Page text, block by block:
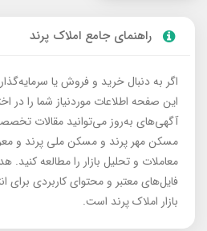
راهنمای جامع املاک پرند
اگر به دنبال خرید و فروش یا
این صفحه اطلاعات موردنیاز شما را در
آگهی‌های به‌روز می‌توانید مقالات
مسکن مهر پرند و مسکن ملی پرند و
معاملات و تحلیل بازار را مطالعه
فایل‌های معتبر و محتوای کاربردی برای
بازار املاک پرند است.